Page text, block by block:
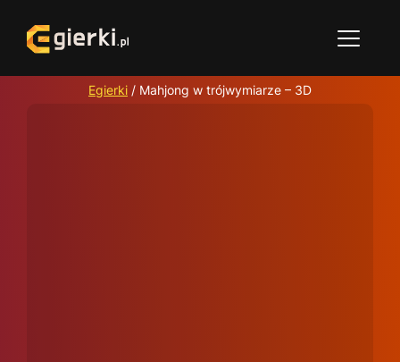
Egierki / Mahjong w trójwymiarze – 3D